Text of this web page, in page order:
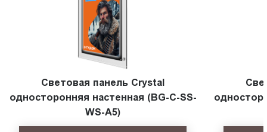
Световая панель Crystal
односторонняя настенная (BG-C-SS-
WS-A5)